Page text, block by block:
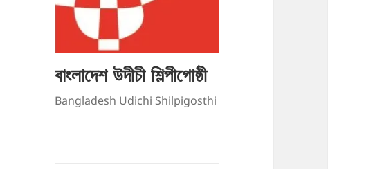
বাংলাদেশ উদীচী শিল্পীগোষ্ঠী
Bangladesh Udichi Shilpigosthi